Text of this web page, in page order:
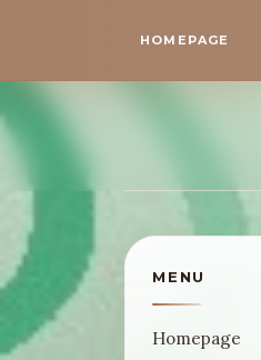
HOMEPAGE
MENU
Homepage